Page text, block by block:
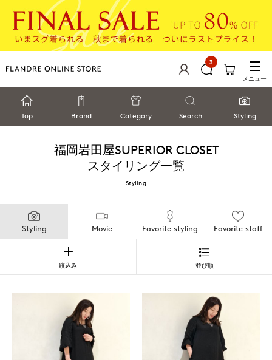
3
メニュー
Top Brand Category Search Styling
福岡岩田屋SUPERIOR CLOSET
スタイリング一覧
Styling
Styling Movie Favorite styling Favorite staff
絞込み 並び順